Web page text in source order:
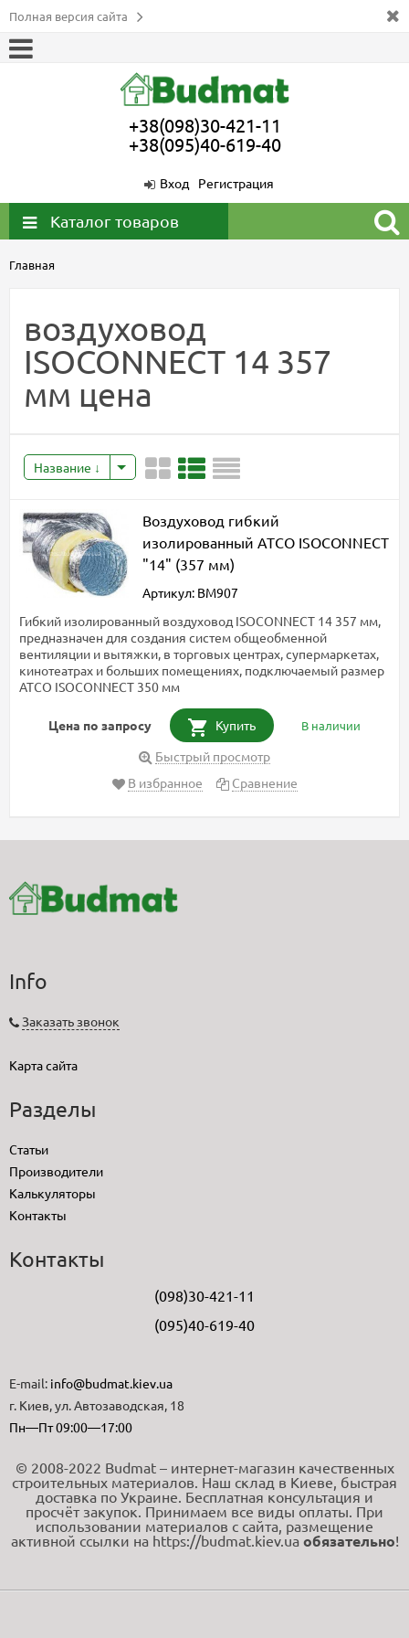
Полная версия сайта
+38(098)30-421-11
+38(095)40-619-40
Вход Регистрация
Каталог товаров
Главная
воздуховод
ISOCONNECT 14 357
мм цена
Название
Воздуховод гибкий
изолированный ATCO ISOCONNECT
"14" (357 мм)
Артикул: BM907
Гибкий изолированный воздуховод ISOCONNECT 14 357 мм,
предназначен для создания систем общеобменной
вентиляции и вытяжки, в торговых центрах, супермаркетах,
кинотеатрах и больших помещениях, подключаемый размер
ATCO ISOCONNECT 350 мм
Цена по запросу Купить В наличии
Быстрый просмотр
В избранное
Сравнение
Info
Заказать звонок
Карта сайта
Разделы
Статьи
Производители
Калькуляторы
Контакты
Контакты
(098)30-421-11
(095)40-619-40
E-mail: info@budmat.kiev.ua
г. Киев, ул. Автозаводская, 18
Пн—Пт 09:00—17:00
© 2008-2022 Budmat – интернет-магазин качественных
строительных материалов. Наш склад в Киеве, быстрая
доставка по Украине. Бесплатная консультация и
просчёт закупок. Принимаем все виды оплаты. При
использовании материалов с сайта, размещение
активной ссылки на https://budmat.kiev.ua обязательно!